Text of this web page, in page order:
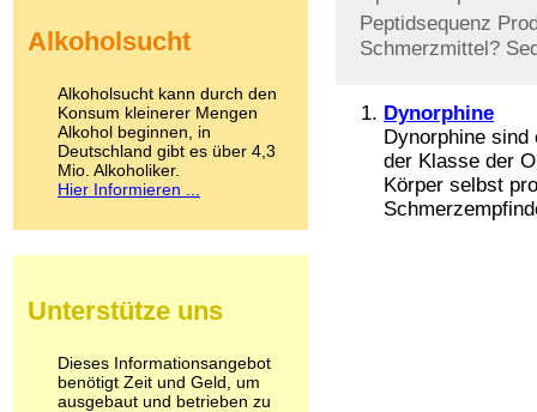
Peptidsequenz
Schmerzmittel?
Dynorphine
Dynorphine sind
der Klasse der
Körper selbst
Kokain
LSD
Marihuana
Medikamente
Meskalin
Metamphetamin
Methadon
Pilze
Psychopharmaka
Schlafmittel
Schmerzmittel
Alkoholsucht
Alkoholsucht kann durch den
Konsum kleinerer Mengen
Alkohol beginnen, in
Deutschland gibt es über 4,3
Mio. Alkoholiker.
Hier Informieren ...
Unterstütze uns
Dieses Informationsangebot
benötigt Zeit und Geld, um
ausgebaut und betrieben zu